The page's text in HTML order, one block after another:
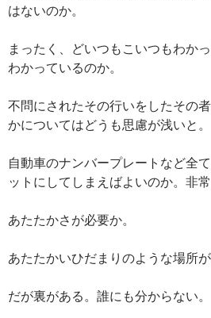
はないのか。
まったく、どいつもこいつもわか
わかっているのか。
不問にされたその行いをしたその
かについてはどうも思慮が浅いと。
自動車のナンバープレートなど全
ットにしてしまえばよいのか。非常
あたたかさが必要か。
あたたかいひだまりのような場所が
だが裏がある。誰にも分からない。